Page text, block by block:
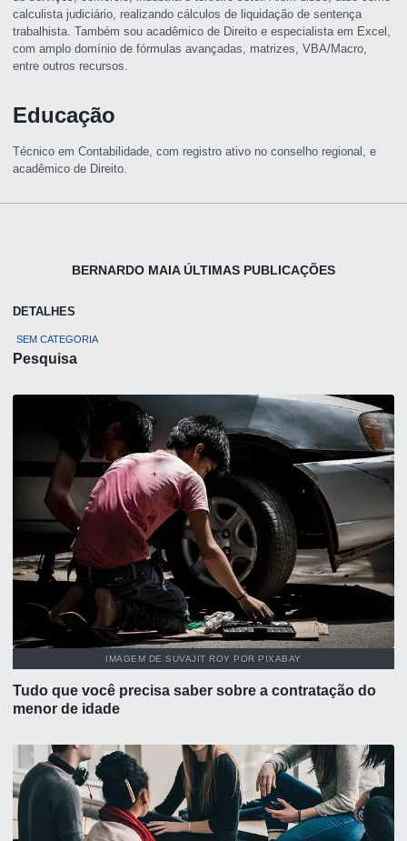
calculista judiciário, realizando cálculos de liquidação de sentença
trabalhista. Também sou acadêmico de Direito e especialista em Excel,
com amplo domínio de fórmulas avançadas, matrizes, VBA/Macro,
entre outros recursos.
Educação
Técnico em Contabilidade, com registro ativo no conselho regional, e
acadêmico de Direito.
BERNARDO MAIA ÚLTIMAS PUBLICAÇÕES
DETALHES
SEM CATEGORIA
Pesquisa
IMAGEM DE SUVAJIT ROY POR PIXABAY
Tudo que você precisa saber sobre a contratação do
menor de idade